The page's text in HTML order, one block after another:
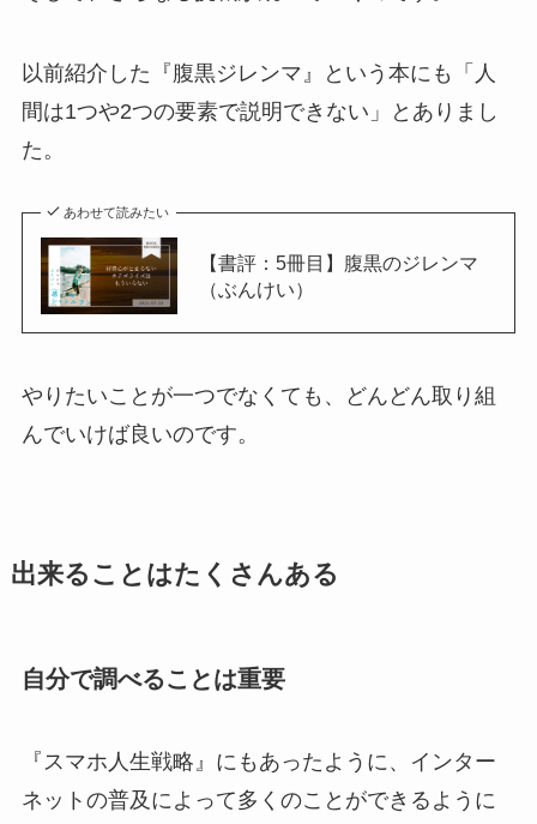
以前紹介した『腹黒ジレンマ』という本にも「人
間は1つや2つの要素で説明できない」とありまし
た。
あわせて読みたい
【書評：5冊目】腹黒のジレンマ
（ぶんけい）
やりたいことが一つでなくても、どんどん取り組
んでいけば良いのです。
出来ることはたくさんある
自分で調べることは重要
『スマホ人生戦略』にもあったように、インター
ネットの普及によって多くのことができるように